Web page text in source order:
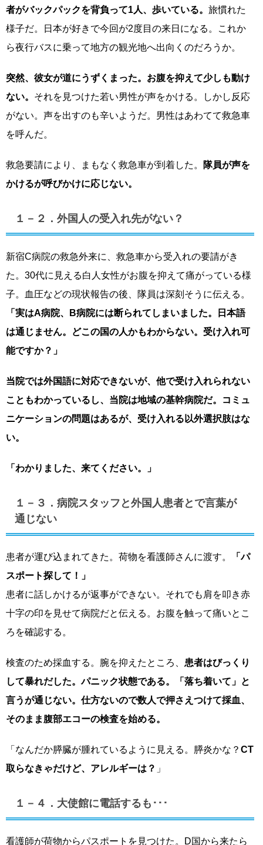
者がバックパックを背負って1人、歩いている。 旅慣れた
様子だ。日本が好きで今回が2度目の来日になる。これか
ら夜行バスに乗って地方の観光地へ出向くのだろうか。
突然、彼女が道にうずくまった。お腹を抑えて少しも動け
ない。 それを見つけた若い男性が声をかける。しかし反応
がない。声を出すのも辛いようだ。男性はあわてて救急車
を呼んだ。
救急要請により、まもなく救急車が到着した。
隊員が声を
かけるが呼びかけに応じない。
１－２．外国人の受入れ先がない？
新宿C病院の救急外来に、救急車から受入れの要請がき
た。30代に見える白人女性がお腹を抑えて痛がっている様
子。血圧などの現状報告の後、隊員は深刻そうに伝える。
「実はA病院、B病院には断られてしまいました。日本語
は通じません。どこの国の人かもわからない。受け入れ可
能ですか？」
当院では外国語に対応できないが、他で受け入れられない
こともわかっているし、当院は地域の基幹病院だ。コミュ
ニケーションの問題はあるが、受け入れる以外選択肢はな
い。
「わかりました、来てください。」
１－３．病院スタッフと外国人患者とで言葉が
通じない
患者が運び込まれてきた。荷物を看護師さんに渡す。
「パ
スポート探して！」
患者に話しかけるが返事ができない。それでも肩を叩き赤
十字の印を見せて病院だと伝える。お腹を触って痛いとこ
ろを確認する。
検査のため採血する。腕を抑えたところ、 患者はびっくり
して暴れだした。パニック状態である。「落ち着いて」と
言うが通じない。仕方ないので数人で押さえつけて採血、
そのまま腹部エコーの検査を始める。
「なんだか膵臓が腫れているように見える。膵炎かな？ CT
取らなきゃだけど、アレルギーは？ 」
１－４．大使館に電話するも･･･
看護師が荷物からパスポートを見つけた。D国から来たら